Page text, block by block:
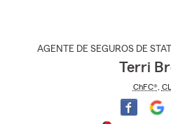
AGENTE DE SEGUROS DE
Terri
ChFC®,